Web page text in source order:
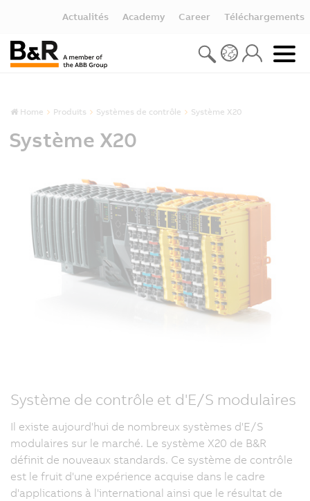
Actualités Academy Career Téléchargements
Home Produits Systèmes de contrôle Système X20
Système X20
Système de contrôle et d'E/S modulaires
Il existe aujourd'hui de nombreux systèmes d'E/S
modulaires sur le marché. Le système X20 de B&R
définit de nouveaux standards. Ce système de contrôle
est le fruit d'une expérience acquise dans le cadre
d'applications à l'international ainsi que le résultat de